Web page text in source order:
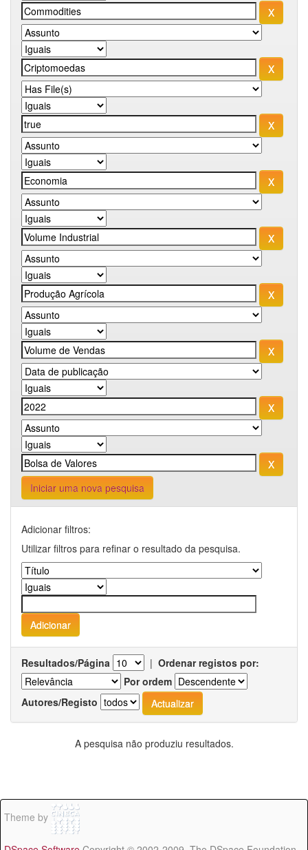
Iniciar uma nova pesquisa
Adicionar filtros:
Utilizar filtros para refinar o resultado da pesquisa.
Resultados/Página | Ordenar registos por:
Por ordem
Autores/Registo
A pesquisa não produziu resultados.
Theme by